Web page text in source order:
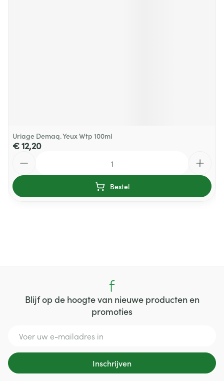
Uriage Demaq. Yeux Wtp 100ml
€ 12,20
Bestel
Blijf op de hoogte van nieuwe producten en
promoties
Inschrijven